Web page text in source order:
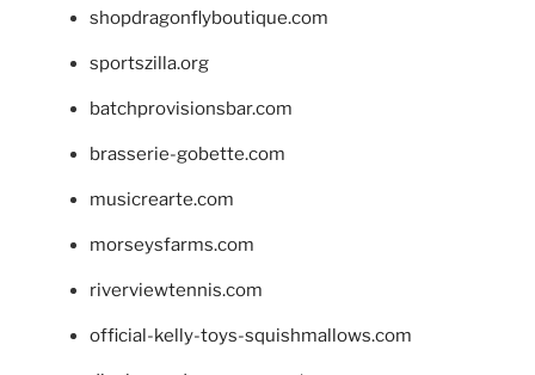
shopdragonflyboutique.com
sportszilla.org
batchprovisionsbar.com
brasserie-gobette.com
musicrearte.com
morseysfarms.com
riverviewtennis.com
official-kelly-toys-squishmallows.com